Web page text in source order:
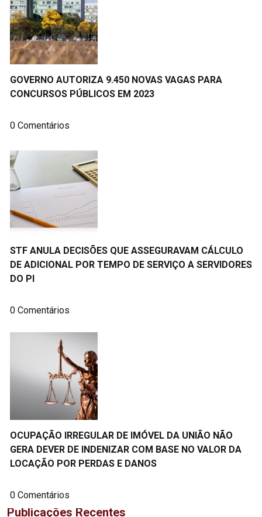
GOVERNO AUTORIZA 9.450 NOVAS VAGAS PARA
CONCURSOS PÚBLICOS EM 2023
0 Comentários
STF ANULA DECISÕES QUE ASSEGURAVAM CÁLCULO
DE ADICIONAL POR TEMPO DE SERVIÇO A SERVIDORES
DO PI
0 Comentários
OCUPAÇÃO IRREGULAR DE IMÓVEL DA UNIÃO NÃO
GERA DEVER DE INDENIZAR COM BASE NO VALOR DA
LOCAÇÃO POR PERDAS E DANOS
0 Comentários
Publicações Recentes